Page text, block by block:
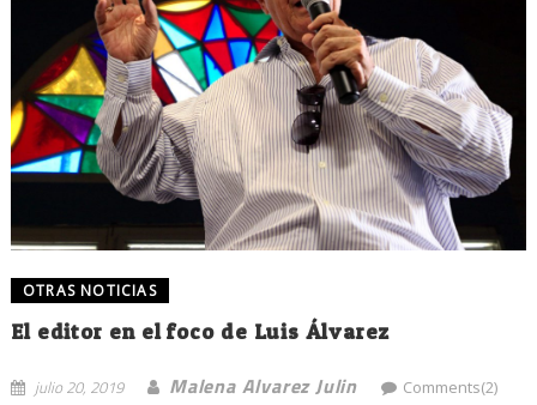
OTRAS NOTICIAS
El editor en el foco de Luis Álvarez
julio 20, 2019 Malena Alvarez Julin Comments(2)